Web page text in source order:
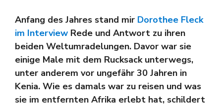
Anfang des Jahres stand mir Dorothee Fleck
im Interview Rede und Antwort zu ihren
beiden Weltumradelungen. Davor war sie
einige Male mit dem Rucksack unterwegs,
unter anderem vor ungefähr 30 Jahren in
Kenia. Wie es damals war zu reisen und was
sie im entfernten Afrika erlebt hat, schildert